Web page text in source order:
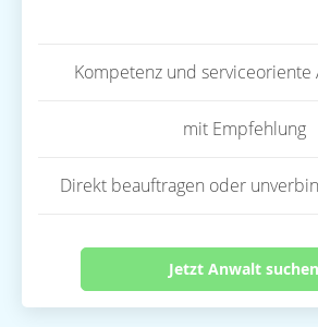
Kompetenz und serviceoriente
mit Empfehlung
Direkt beauftragen oder
Jetzt Anwalt suchen